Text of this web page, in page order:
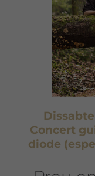
Concert
diode